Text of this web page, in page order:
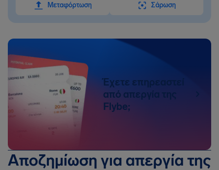
Mεταφόρτωση
Σάρωση
Έχετε επηρεαστεί
από απεργία της
Flybe;
Αποζημίωση για απεργία της